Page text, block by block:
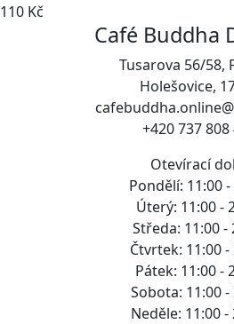
110 Kč
Café Buddha
Tusarova 56/58,
Holešovice,
+420 737 808
Otevírací
Pondělí: 11:00 -
Úterý: 11:00 -
Středa: 11:00 -
Čtvrtek: 11:00 -
Pátek: 11:00 -
Sobota: 11:00 -
Neděle: 11:00 -